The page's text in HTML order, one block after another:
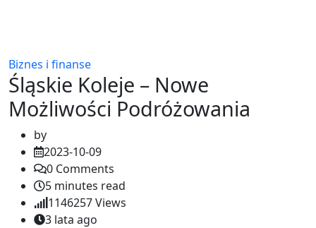
Biznes i finanse
Śląskie Koleje – Nowe
Możliwości Podróżowania
by
2023-10-09
0 Comments
5 minutes read
1146257Views
3 lata ago